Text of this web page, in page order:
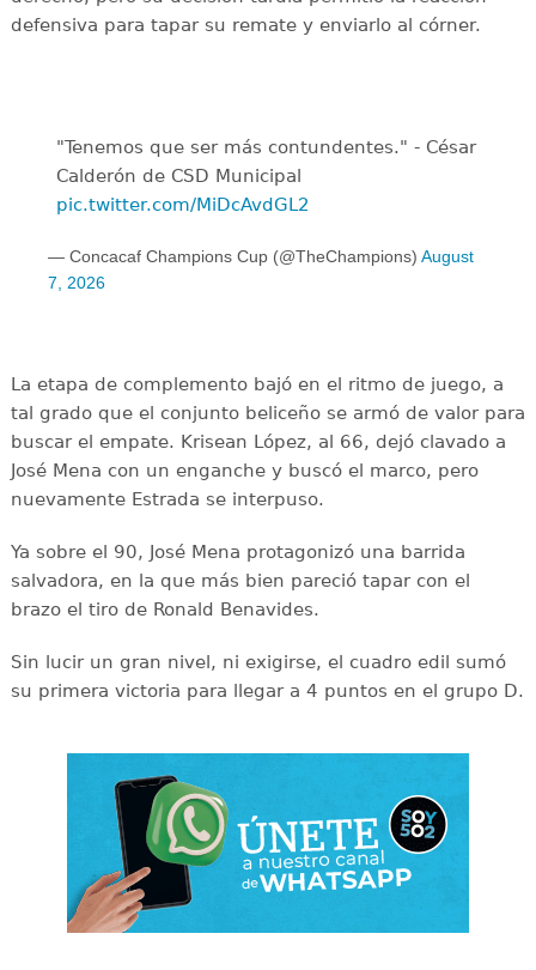
defensiva para tapar su remate y enviarlo al córner.
"Tenemos que ser más contundentes." - César
Calderón de CSD Municipal ️
pic.twitter.com/MiDcAvdGL2
— Concacaf Champions Cup (@TheChampions) August
7, 2026
La etapa de complemento bajó en el ritmo de juego, a
tal grado que el conjunto beliceño se armó de valor para
buscar el empate. Krisean López, al 66, dejó clavado a
José Mena con un enganche y buscó el marco, pero
nuevamente Estrada se interpuso.
Ya sobre el 90, José Mena protagonizó una barrida
salvadora, en la que más bien pareció tapar con el
brazo el tiro de Ronald Benavides.
Sin lucir un gran nivel, ni exigirse, el cuadro edil sumó
su primera victoria para llegar a 4 puntos en el grupo D.